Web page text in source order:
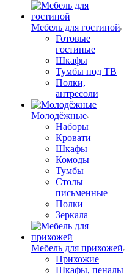
Мебель для гостиной
Готовые
гостиные
Шкафы
Тумбы под ТВ
Полки,
антресоли
Молодёжные
Наборы
Кровати
Шкафы
Комоды
Тумбы
Столы
письменные
Полки
Зеркала
Мебель для прихожей
Прихожие
Шкафы, пеналы